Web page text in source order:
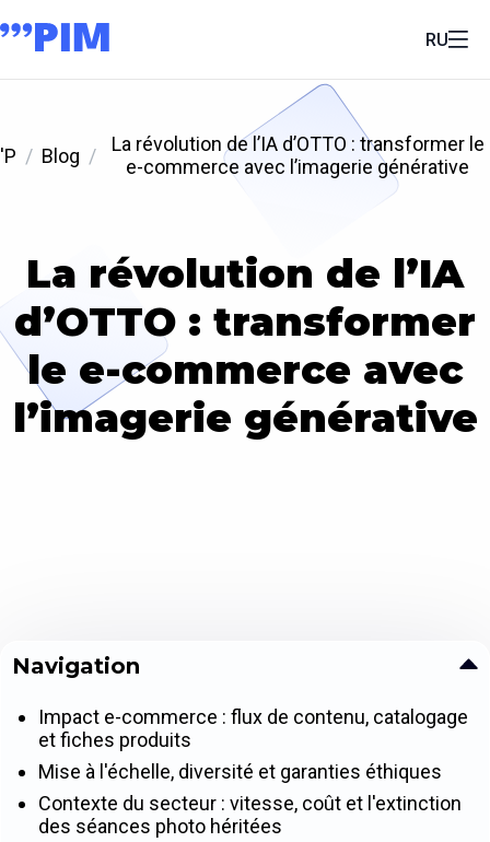
RU
'P Blog
La révolution de l’IA d’OTTO : transformer le
e-commerce avec l’imagerie générative
La révolution de l’IA
d’OTTO : transformer
le e-commerce avec
l’imagerie générative
Navigation
Impact e-commerce : flux de contenu, catalogage
et fiches produits
Mise à l'échelle, diversité et garanties éthiques
Contexte du secteur : vitesse, coût et l'extinction
des séances photo héritées